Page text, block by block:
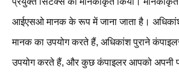
आईएसओ मानक के रूप में जाना जाता है।
मानक का उपयोग करते हैं, अधिकांश पुराने
उपयोग करते हैं, और कुछ कंपाइलर आपको अपनी